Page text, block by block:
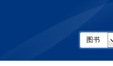
图书